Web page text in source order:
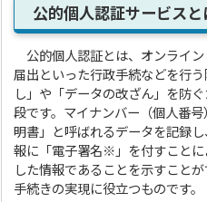
公的個人認証サービスと
公的個人認証とは、オンライ
届出といった行政手続などを行
し」や「データの改ざん」を防
段です。マイナンバー（個人番
明書」と呼ばれるデータを記録
報に「電子署名※」を付すこと
した情報であることを示すこと
手続きの実現に役立つものです。